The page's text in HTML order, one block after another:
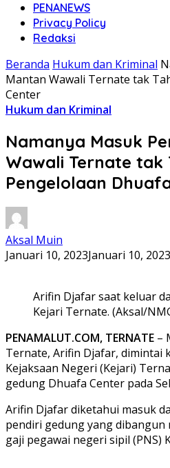
PENANEWS
Privacy Policy
Redaksi
Beranda Hukum dan Kriminal
Mantan Wawali Ternate tak
Center
Hukum dan Kriminal
Namanya Masuk
Wawali Ternate tak
Pengelolaan
Aksal Muin
Januari 10, 2023Januari 10, 2023
Arifin Djafar saat keluar
Kejari Ternate. (Aksal/
PENAMALUT.COM, TERNATE –
Ternate, Arifin Djafar, dimintai
Kejaksaan Negeri (Kejari)
gedung Dhuafa Center pada
Arifin Djafar diketahui masuk
pendiri gedung yang
gaji pegawai negeri sipil (PNS)